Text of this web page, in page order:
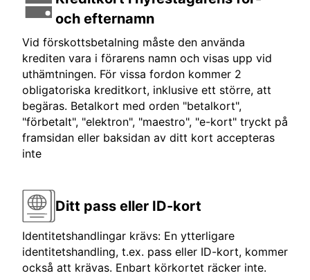
och efternamn
Vid förskottsbetalning måste den använda
krediten vara i förarens namn och visas upp vid
uthämtningen. För vissa fordon kommer 2
obligatoriska kreditkort, inklusive ett större, att
begäras. Betalkort med orden "betalkort",
"förbetalt", "elektron", "maestro", "e-kort" tryckt på
framsidan eller baksidan av ditt kort accepteras
inte
Ditt pass eller ID-kort
Identitetshandlingar krävs: En ytterligare
identitetshandling, t.ex. pass eller ID-kort, kommer
också att krävas. Enbart körkortet räcker inte.